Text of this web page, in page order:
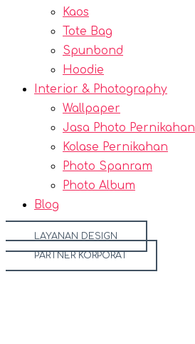
Kaos
Tote Bag
Spunbond
Hoodie
Interior & Photography
Wallpaper
Jasa Photo Pernikahan
Kolase Pernikahan
Photo Spanram
Photo Album
Blog
LAYANAN DESIGN
PARTNER KORPORAT